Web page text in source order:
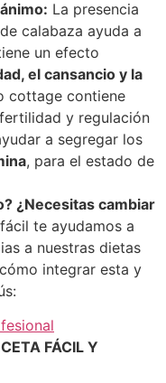
La presencia
calabaza ayuda a
un efecto
el cansancio y la
cottage contiene
y regulación
a segregar los
, para el estado de
¿Necesitas cambiar
te ayudamos a
a nuestras dietas
integrar esta y
FÁCIL Y